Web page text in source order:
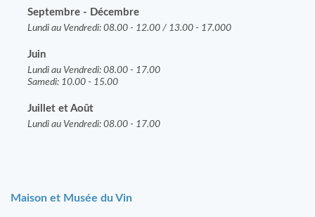
Septembre - Décembre
Lundi au Vendredi: 08.00 - 12.00 / 13.00 - 17.000
Juin
Lundi au Vendredi: 08.00 - 17.00
Samedi: 10.00 - 15.00
Juillet et Août
Lundi au Vendredi: 08.00 - 17.00
Maison et Musée du Vin